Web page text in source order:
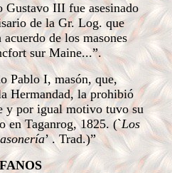
III fue asesinado
de la Gr. Log. que
de los masones
sur Maine...”.
Pablo I, masón, que,
Hermandad, la prohibió
y por igual motivo tuvo su
en Taganrog, 1825. (`Los
’ . Trad.)”